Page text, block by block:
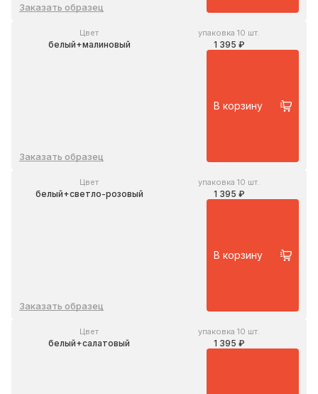
Заказать образец
Цвет
белый+малиновый
упаковка 10 шт.
1 395 ₽
Заказать образец
В корзину
Цвет
белый+светло-розовый
упаковка 10 шт.
1 395 ₽
Заказать образец
В корзину
Цвет
белый+салатовый
упаковка 10 шт.
1 395 ₽